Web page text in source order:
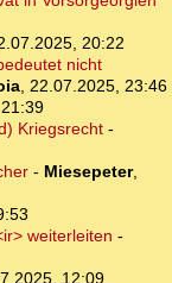
20:22
nicht
, 22.07.2025, 23:46
Kriegsrecht-
- Miesepeter,
weiterleiten -
12:09